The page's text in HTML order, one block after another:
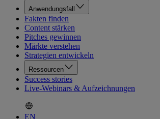
Anwendungsfall
Fakten finden
Content stärken
Pitches gewinnen
Märkte verstehen
Strategien entwickeln
Ressourcen
Success stories
Live-Webinars & Aufzeichnungen
EN